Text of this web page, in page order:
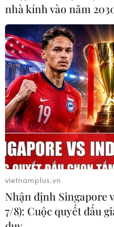
91% trẻ vị thành
tiêm vaccine "đầy đủ"
15/09/2021 09:45
Hơn 90% học sinh trong độ
đã được tiêm vaccine ngừa
nhiên, quốc gia này vẫn
trường học.
nhà kính vào năm
vietnamplus.vn
Nhận định Singapore
7/8): Cuộc quyết đấu